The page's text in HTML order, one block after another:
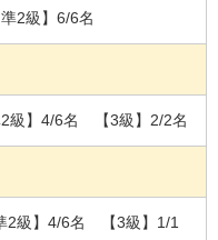
2級】6/6名
級】4/6名 【3級】2/2名
2級】4/6名 【3級】1/1